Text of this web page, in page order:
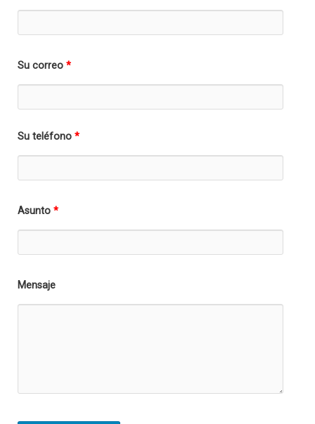
Su correo *
Su teléfono *
Asunto *
Mensaje